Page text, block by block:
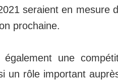
seraient en mesure
prochaine.
une
un rôle important